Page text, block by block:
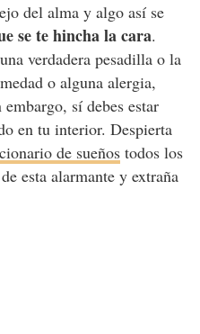
del alma y algo así se
se te hincha la cara.
verdadera pesadilla o la
o alguna alergia,
sí debes estar
en tu interior. Despierta
de sueñostodos los
esta alarmante y extraña